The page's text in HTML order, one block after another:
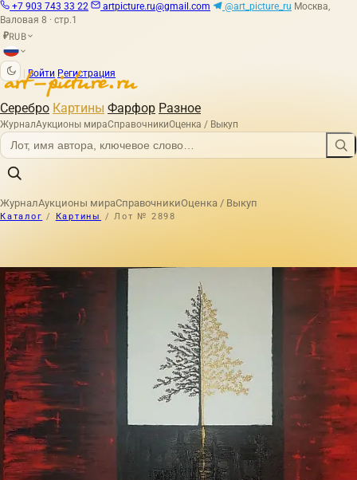
+7 903 743 33 22 artpicture.ru@gmail.com @art_picture_ru Москва,
Валовая 8 · стр.1
₽RUB
Войти Регистрация
Серебро Картины Фарфор Разное
ЖурналАукционы мираСправочникиОценка / Выкуп
ЖурналАукционы мираСправочникиОценка / Выкуп
Каталог / Картины / Лот № 2898